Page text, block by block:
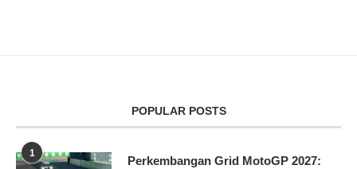
POPULAR POSTS
1
Perkembangan Grid MotoGP 2027: